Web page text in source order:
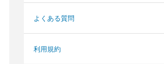
よくある質問
利用規約